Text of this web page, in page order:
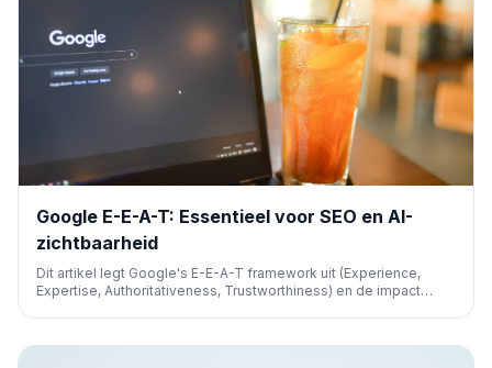
Google E-E-A-T: Essentieel voor SEO en AI-
zichtbaarheid
Dit artikel legt Google's E-E-A-T framework uit (Experience,
Expertise, Authoritativeness, Trustworthiness) en de impact
voor betere rankings en betrouwbaarheid in zoekresultaten.